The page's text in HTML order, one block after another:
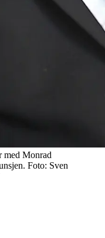
med Monrad
Foto: Sven